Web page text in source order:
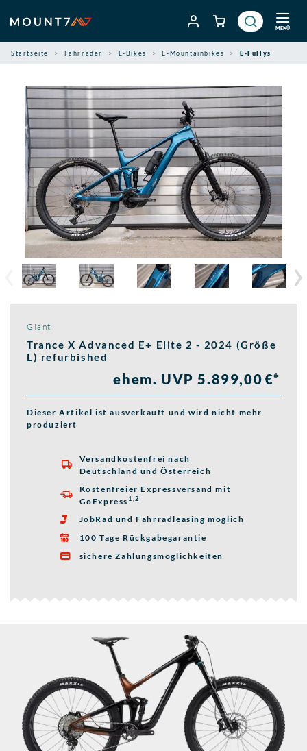
Inhalt
springen
MENÜ
Startseite Fahrräder E-Bikes E-Mountainbikes E-Fullys
Giant
Trance X Advanced E+ Elite 2 - 2024 (Größe
L) refurbished
ehem. UVP 5.899,00 €*
Dieser Artikel ist ausverkauft und wird nicht mehr
produziert

Versandkostenfrei nach
Deutschland und Österreich

Kostenfreier Expressversand mit
GoExpress 1,2
 JobRad und Fahrradleasing möglich
 100 Tage Rückgabegarantie
 sichere Zahlungsmöglichkeiten